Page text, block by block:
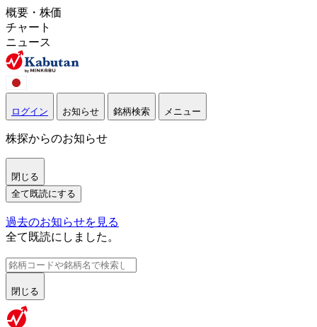
概要・株価
チャート
ニュース
ログイン お知らせ 銘柄検索 メニュー
株探からのお知らせ
閉じる
全て既読にする
過去のお知らせを見る
全て既読にしました。
閉じる